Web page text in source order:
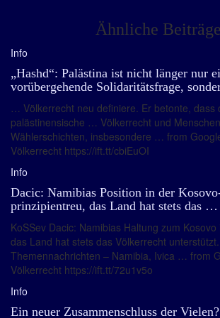
Ähnliche Beiträge
Info
„Hashd“: Palästina ist nicht länger nur
vorübergehende Solidaritätsfrage,
… Völkerrecht neu definiere. Er betonte, dass
palästinensische … Völkerrecht und
Wählerschichten, insbesondere … from
Völkerrecht https://ift.tt/cbiEuOI
Info
Dacic: Namibias Position in der
prinzipientreu, das Land hat stets das …
KoSSev Dacic: Namibias Haltung zum
das Land hat stets das Völkerrecht unterstützt.
Themennachrichten – Namibia, Ivica … from
Völkerrecht https://ift.tt/72u1v5o
Info
Ein neuer Zusammenschluss der